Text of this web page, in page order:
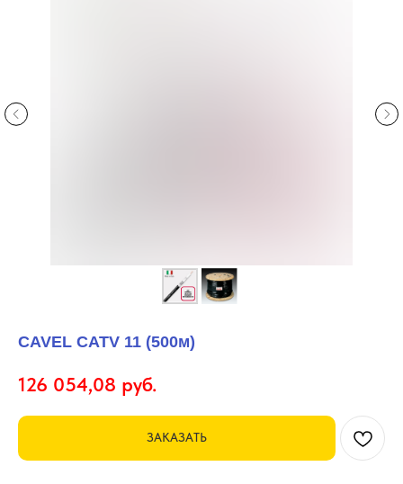
CAVEL CATV 11 (500м)
126 054,08 руб.
ЗАКАЗАТЬ